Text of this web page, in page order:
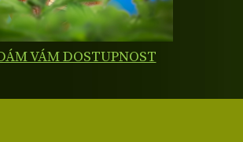
VÁM DOSTUPNOST